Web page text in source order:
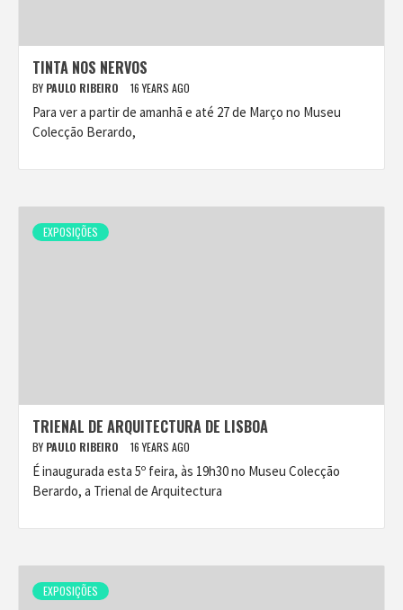
TINTA NOS NERVOS
BY PAULO RIBEIRO 16 YEARS AGO
Para ver a partir de amanhã e até 27 de Março no Museu
Colecção Berardo,
EXPOSIÇÕES
TRIENAL DE ARQUITECTURA DE LISBOA
BY PAULO RIBEIRO 16 YEARS AGO
É inaugurada esta 5º feira, às 19h30 no Museu Colecção
Berardo, a Trienal de Arquitectura
EXPOSIÇÕES